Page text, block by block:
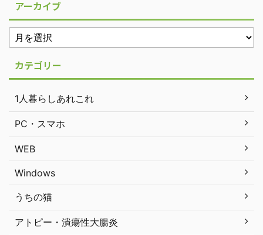
アーカイブ
カテゴリー
1人暮らしあれこれ
PC・スマホ
WEB
Windows
うちの猫
アトピー・潰瘍性大腸炎